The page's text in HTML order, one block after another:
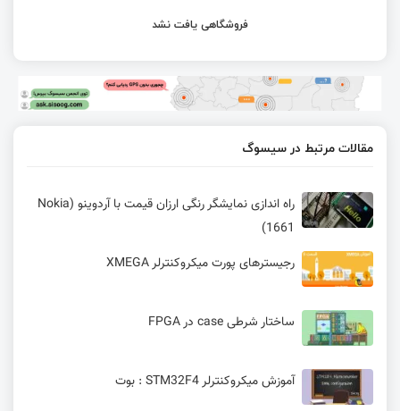
فروشگاهی یافت نشد
مقالات مرتبط در سیسوگ
راه اندازی نمایشگر رنگی ارزان قیمت با آردوینو (Nokia
1661)
رجیسترهای پورت میکروکنترلر XMEGA
ساختار شرطی case در FPGA
آموزش میکروکنترلر STM32F4 : بوت